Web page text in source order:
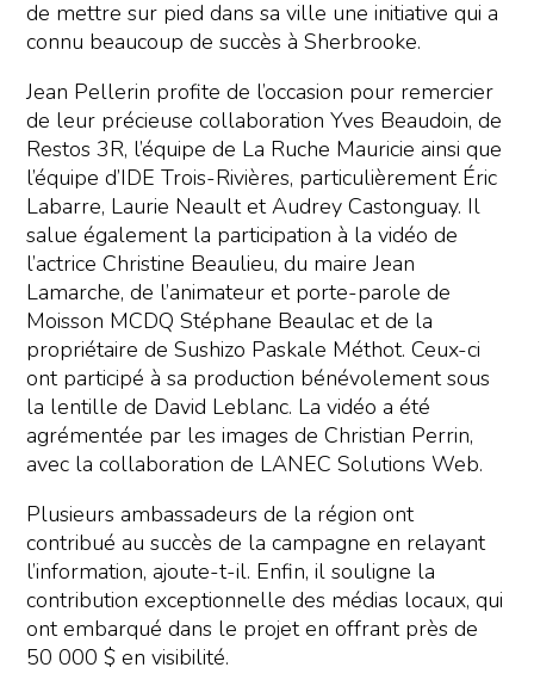
de mettre sur pied dans sa ville une initiative qui a
connu beaucoup de succès à Sherbrooke.
Jean Pellerin profite de l’occasion pour remercier
de leur précieuse collaboration Yves Beaudoin, de
Restos 3R, l’équipe de La Ruche Mauricie ainsi que
l’équipe d’IDE Trois-Rivières, particulièrement Éric
Labarre, Laurie Neault et Audrey Castonguay. Il
salue également la participation à la vidéo de
l’actrice Christine Beaulieu, du maire Jean
Lamarche, de l’animateur et porte-parole de
Moisson MCDQ Stéphane Beaulac et de la
propriétaire de Sushizo Paskale Méthot. Ceux-ci
ont participé à sa production bénévolement sous
la lentille de David Leblanc. La vidéo a été
agrémentée par les images de Christian Perrin,
avec la collaboration de LANEC Solutions Web.
Plusieurs ambassadeurs de la région ont
contribué au succès de la campagne en relayant
l’information, ajoute-t-il. Enfin, il souligne la
contribution exceptionnelle des médias locaux, qui
ont embarqué dans le projet en offrant près de
50 000 $ en visibilité.